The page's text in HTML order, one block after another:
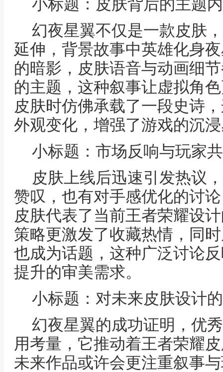
小标题：皮肤背后的主题
幻夜星翼不仅是一款皮肤
延伸，背景故事中英雄化身
的暗影，皮肤语音与动画细
的主题，这种叙事让虚拟角
皮肤时仿佛承载了一段史诗
外观变化，增强了游戏的沉
小标题：市场反响与玩家
皮肤上线后迅速引发热议
赞叹，也有对手感优化的讨
皮肤代表了当前王者荣耀设
策略更激发了收藏热情，同
也成为话题，这种广泛讨论
提升的审美需求。
小标题：对未来皮肤设计
幻夜星翼的成功证明，优
用考量，它推动着王者荣耀
未来作品或许会更注重叙事